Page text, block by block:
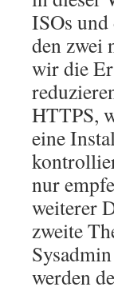
ISOs und
den zwei
wir die
HTTPS,
eine
nur
weiterer
zweite
werden